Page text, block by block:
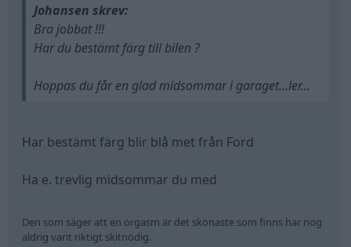
Johansen skrev:
Bra jobbat !!!
Har du bestämt färg till bilen ?
Hoppas du får en glad midsommar i garaget...ler...
Har bestämt färg blir blå met från Ford
Ha e. trevlig midsommar du med
Den som säger att en orgasm är det skönaste som finns har nog
aldrig varit riktigt skitnödig.